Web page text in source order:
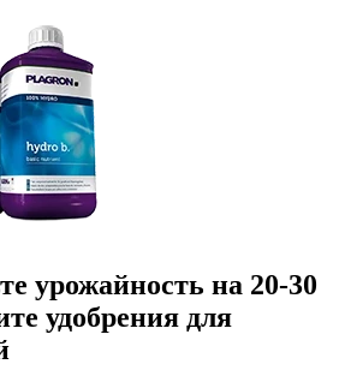
урожайность на 20-30
удобрения для